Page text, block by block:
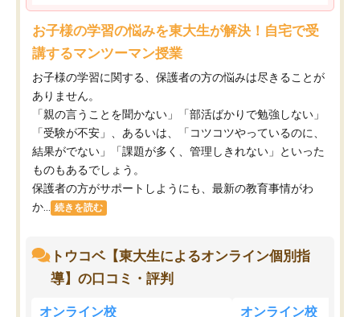
お子様の学習の悩みを東大生が解決！自宅で受
講するマンツーマン授業
お子様の学習に関する、保護者の方の悩みは尽きることが
ありません。
「親の言うことを聞かない」「部活ばかりで勉強しない」
「受験が不安」、あるいは、「コツコツやっているのに、
結果がでない」「課題が多く、管理しきれない」といった
ものもあるでしょう。
保護者の方がサポートしようにも、最新の教育事情がわ
か...
続きを読む
トウコベ【東大生によるオンライン個別指
導】の口コミ・評判
オンライン校 オンライン校